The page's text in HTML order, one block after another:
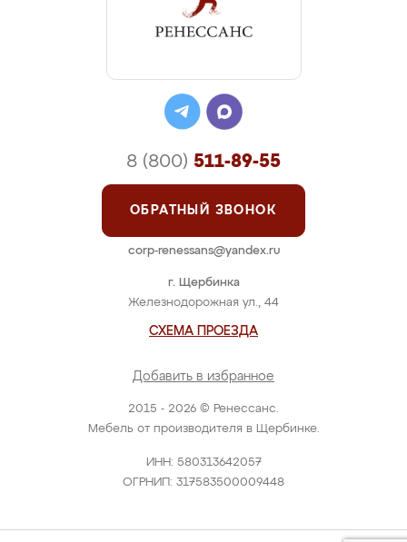
2015 - 2026 © Ренессанс.
Мебель от производителя в Щербинке.
ИНН: 580313642057
ОГРНИП: 317583500009448
г. Щербинка
Железнодорожная ул., 44
СХЕМА ПРОЕЗДА
Добавить в избранное
8 (800) 511-89-55
ОБРАТНЫЙ ЗВОНОК
corp-renessans@yandex.ru